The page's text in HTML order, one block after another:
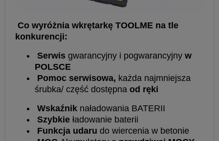
Co wyróżnia wkrętarkę TOOLME na tle
konkurencji:
Serwis gwarancyjny i pogwarancyjny w
POLSCE
Pomoc serwisowa, każda najmniejsza
śrubka/ część dostępna od ręki
Wskaźnik naładowania BATERII
Szybkie ładowanie baterii
Funkcja udaru do wiercenia w betonie